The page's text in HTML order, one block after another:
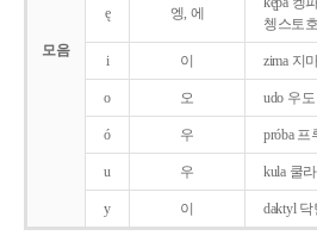
모음
ę 엥, 에
쳉스토
i 이 zima 지
o 오 udo 우도
ó 우 próba 프
u 우 kula 쿨라
y 이 daktyl 닥